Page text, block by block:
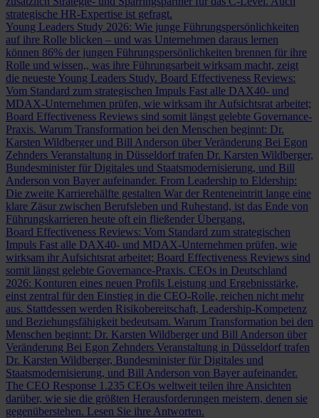
strategische HR-Expertise ist gefragt.
Young Leaders Study 2026: Wie junge Führungspersönlichkeiten
auf ihre Rolle blicken – und was Unternehmen daraus lernen
können 86% der jungen Führungspersönlichkeiten brennen für ihre
Rolle und wissen,, was ihre Führungsarbeit wirksam macht, zeigt
die neueste Young Leaders Study. Board Effectiveness Reviews:
Vom Standard zum strategischen Impuls Fast alle DAX40- und
MDAX-Unternehmen prüfen, wie wirksam ihr Aufsichtsrat arbeitet;
Board Effectiveness Reviews sind somit längst gelebte Governance-
Praxis. Warum Transformation bei den Menschen beginnt: Dr.
Karsten Wildberger und Bill Anderson über Veränderung Bei Egon
Zehnders Veranstaltung in Düsseldorf trafen Dr. Karsten Wildberger,
Bundesminister für Digitales und Staatsmodernisierung, und Bill
Anderson von Bayer aufeinander. From Leadership to Eldership:
Die zweite Karrierehälfte gestalten War der Renteneintritt lange eine
klare Zäsur zwischen Berufsleben und Ruhestand, ist das Ende von
Führungskarrieren heute oft ein fließender Übergang.
Board Effectiveness Reviews: Vom Standard zum strategischen
Impuls Fast alle DAX40- und MDAX-Unternehmen prüfen, wie
wirksam ihr Aufsichtsrat arbeitet; Board Effectiveness Reviews sind
somit längst gelebte Governance-Praxis. CEOs in Deutschland
2026: Konturen eines neuen Profils Leistung und Ergebnisstärke,
einst zentral für den Einstieg in die CEO-Rolle, reichen nicht mehr
aus. Stattdessen werden Risikobereitschaft, Leadership-Kompetenz
und Beziehungsfähigkeit bedeutsam. Warum Transformation bei den
Menschen beginnt: Dr. Karsten Wildberger und Bill Anderson über
Veränderung Bei Egon Zehnders Veranstaltung in Düsseldorf trafen
Dr. Karsten Wildberger, Bundesminister für Digitales und
Staatsmodernisierung, und Bill Anderson von Bayer aufeinander.
The CEO Response 1.235 CEOs weltweit teilen ihre Ansichten
darüber, wie sie die größten Herausforderungen meistern, denen sie
gegenüberstehen. Lesen Sie ihre Antworten.